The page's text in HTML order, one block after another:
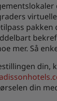
virtuelle
pakken
mer. Så
din,
din